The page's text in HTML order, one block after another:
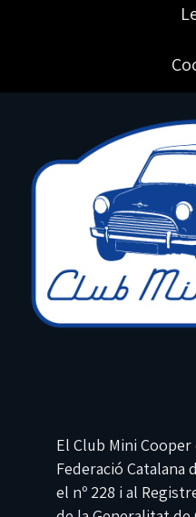
El Club Mini
Federació Catalana
el nº 228 i al